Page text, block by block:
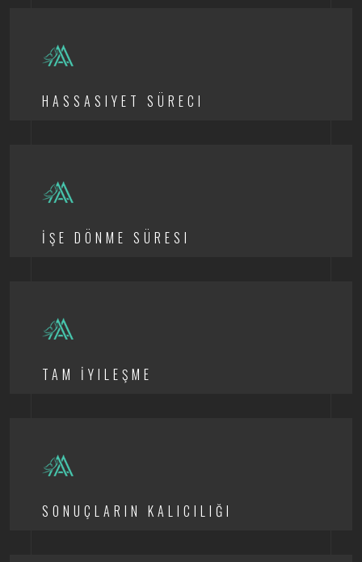
HASSASIYET SÜRECI
İŞE DÖNME SÜRESI
TAM İYILEŞME
SONUÇLARIN KALICILIĞI